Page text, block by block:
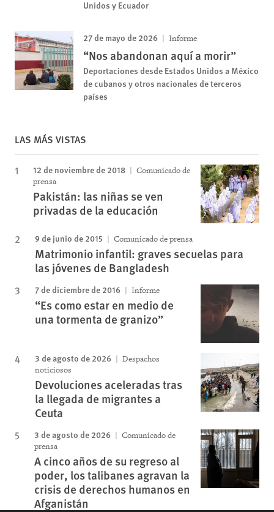
Unidos y Ecuador
27 de mayo de 2026 Informe
“Nos abandonan aquí a morir”
Deportaciones desde Estados Unidos a México
de cubanos y otros nacionales de terceros
países
LAS MÁS VISTAS
12 de noviembre de 2018
Comunicado de
prensa
Pakistán: las niñas se ven
privadas de la educación
9 de junio de 2015 Comunicado de prensa
Matrimonio infantil: graves secuelas para
las jóvenes de Bangladesh
7 de diciembre de 2016 Informe
“Es como estar en medio de
una tormenta de granizo”
3 de agosto de 2026
Despachos
noticiosos
Devoluciones aceleradas tras
la llegada de migrantes a
Ceuta
3 de agosto de 2026
Comunicado de
prensa
A cinco años de su regreso al
poder, los talibanes agravan la
crisis de derechos humanos en
Afganistán